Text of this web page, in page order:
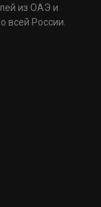
из ОАЭ и
всей России.